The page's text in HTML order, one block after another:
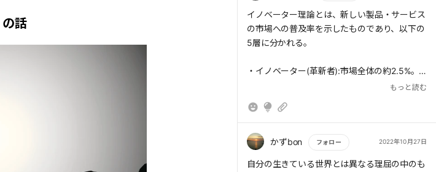
話
もっと読む
イノベーター理論とは、新しい製品・サービス
の市場への普及率を示したものであり、以下の
5層に分かれる。
・イノベーター(革新者):市場全体の約2.5%。
情報感度が高く積極的に新しいものを採用する
約13.5%。イノベーターほどではないが、世間
もっと読む
かずbon フォロー 2022年10月27日
もっと読む
自分の生きている世界とは異なる理屈の中のも